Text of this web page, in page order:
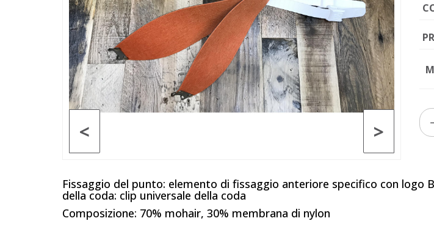
>
<
Fissaggio del punto: elemento di fissaggio anteriore specifico con
della coda: clip universale della coda
Composizione: 70% mohair, 30% membrana di nylon